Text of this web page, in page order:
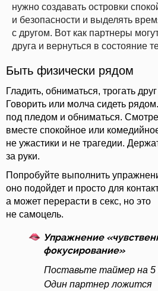
нужно создавать островки
и безопасности и выделять
с другом. Вот как партнеры
друга и вернуться в состояние
Быть физически рядом
Гладить, обниматься, трогать
Говорить или молча сидеть
под пледом и обниматься.
вместе спокойное или
не ужастики и не трагедии.
за руки.
Попробуйте выполнить
оно подойдет и просто для
а может перерасти в секс, но это
не самоцель.
Упражнение
фокусирование»
Поставьте таймер на 5
Один партнер ложится